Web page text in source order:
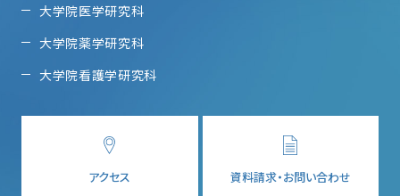
大学院医学研究科
大学院薬学研究科
大学院看護学研究科
アクセス 資料請求・お問い合わせ